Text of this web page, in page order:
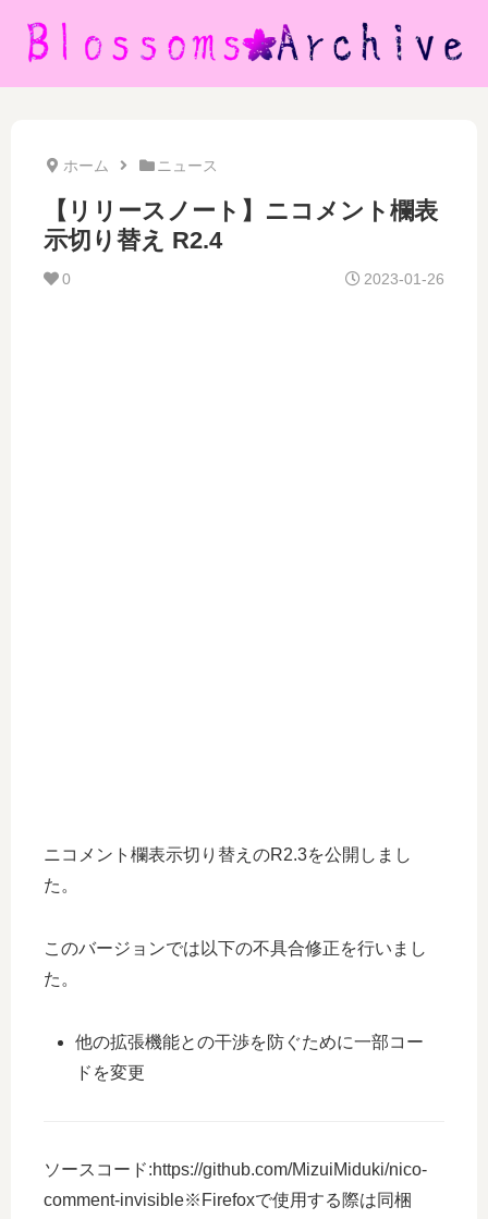
ホーム ニュース
【リリースノート】ニコメント欄表
示切り替え R2.4
0 2023-01-26
ニコメント欄表示切り替えのR2.3を公開しまし
た。
このバージョンでは以下の不具合修正を行いまし
た。
他の拡張機能との干渉を防ぐために一部コー
ドを変更
ソースコード:https://github.com/MizuiMiduki/nico-
comment-invisible※Firefoxで使用する際は同梱